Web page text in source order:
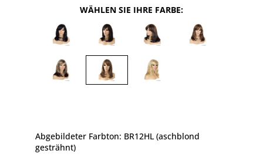
WÄHLEN SIE IHRE FARBE:
Abgebildeter Farbton: BR12HL (aschblond
gesträhnt)